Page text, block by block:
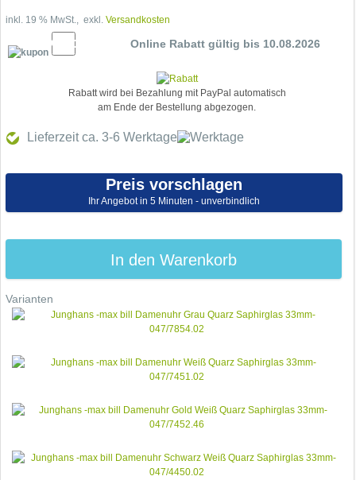
inkl. 19 % MwSt., exkl. Versandkosten
10% Cupon Online Rabatt gültig bis 10.08.2026
Rabatt wird bei Bezahlung mit PayPal automatisch
am Ende der Bestellung abgezogen.
Lieferzeit ca. 3-6 Werktage
Preis vorschlagen
Ihr Angebot in 5 Minuten - unverbindlich
In den Warenkorb
Varianten